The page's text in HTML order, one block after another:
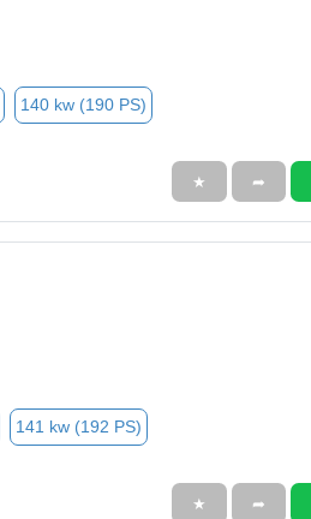
140 kw (190 PS)
★ ➦
141 kw (192 PS)
★ ➦